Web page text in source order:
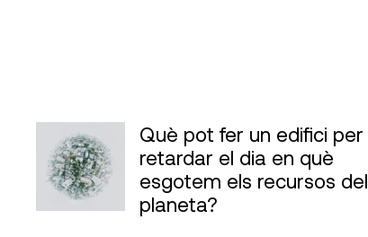
Què pot fer un edifici per
retardar el dia en què
esgotem els recursos del
planeta?